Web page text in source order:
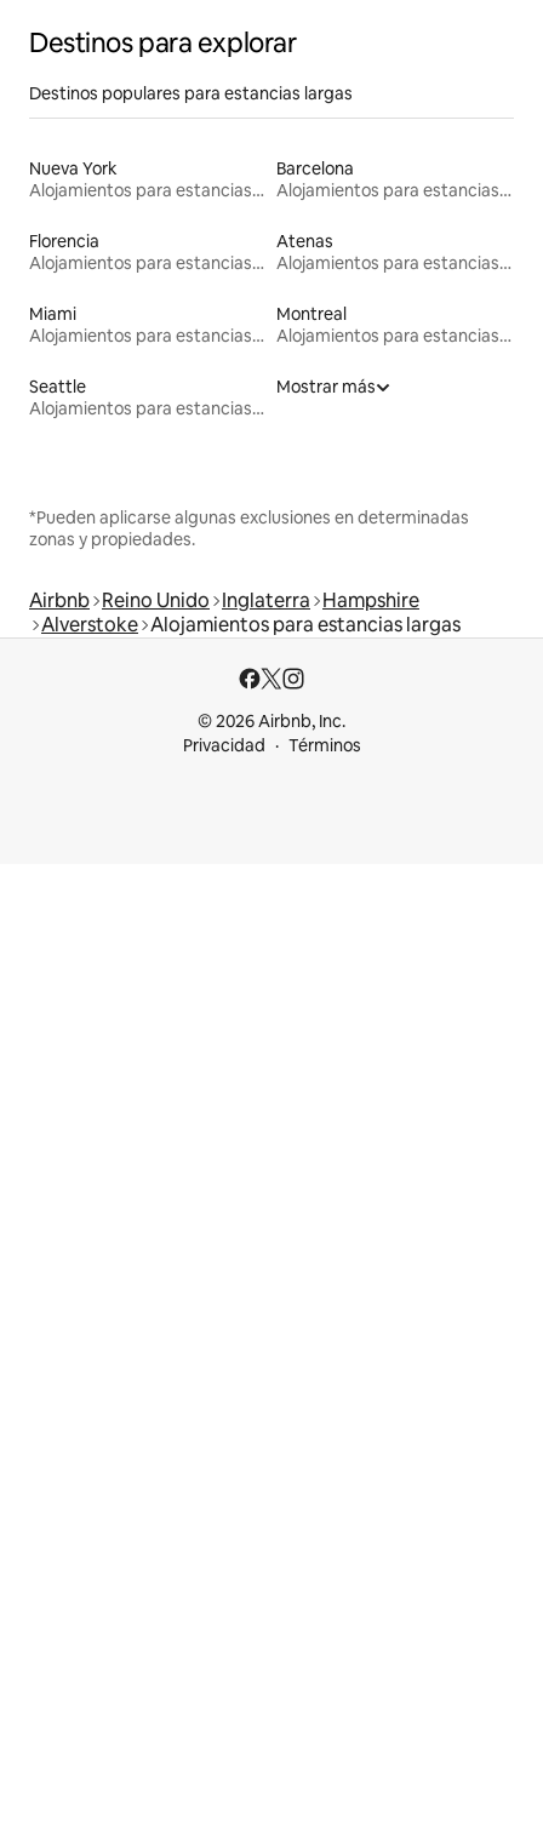
Destinos para explorar
Destinos populares para estancias largas
Nueva York
Alojamientos para estancias largas
Barcelona
Alojamientos para estancias largas
Florencia
Alojamientos para estancias largas
Atenas
Alojamientos para estancias largas
Miami
Alojamientos para estancias largas
Montreal
Alojamientos para estancias largas
Seattle
Alojamientos para estancias largas
Mostrar más
*Pueden aplicarse algunas exclusiones en determinadas
zonas y propiedades.
Airbnb Reino Unido Inglaterra Hampshire
Alverstoke Alojamientos para estancias largas
© 2026 Airbnb, Inc.
Privacidad
Términos